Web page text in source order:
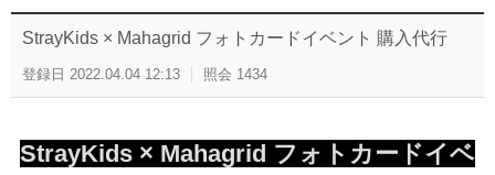
StrayKids × Mahagrid フォトカードイベント 購入代行
登録日 2022.04.04 12:13 照会 1434
StrayKids × Mahagrid フォトカードイベ